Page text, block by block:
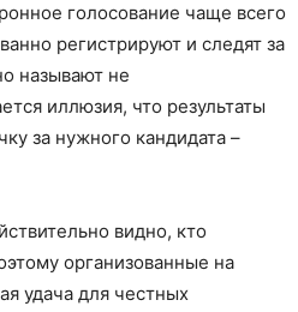
голосование чаще всего
регистрируют и следят за
называют не
иллюзия, что результаты
за нужного кандидата –
видно, кто
организованные на
удача для честных